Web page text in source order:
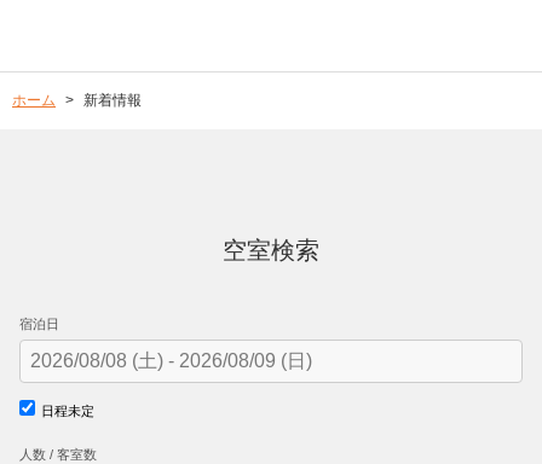
ホーム 新着情報
空室検索
宿泊日
日程未定
人数 / 客室数